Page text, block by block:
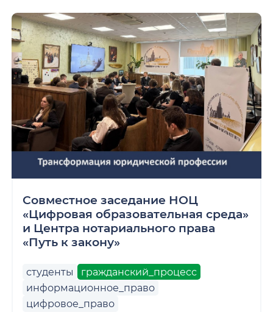
Совместное заседание НОЦ
«Цифровая образовательная среда»
и Центра нотариального права
«Путь к закону»
студенты
гражданский_процесс
информационное_право
цифровое_право